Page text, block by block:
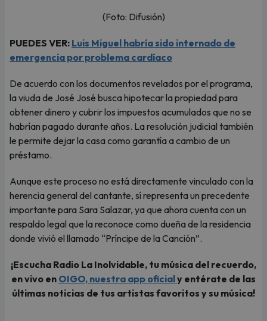
(Foto: Difusión)
PUEDES VER: Luis Miguel habría sido internado de
emergencia por problema cardíaco
De acuerdo con los documentos revelados por el programa,
la viuda de José José busca hipotecar la propiedad para
obtener dinero y cubrir los impuestos acumulados que no se
habrían pagado durante años. La resolución judicial también
le permite dejar la casa como garantía a cambio de un
préstamo.
Aunque este proceso no está directamente vinculado con la
herencia general del cantante, sí representa un precedente
importante para Sara Salazar, ya que ahora cuenta con un
respaldo legal que la reconoce como dueña de la residencia
donde vivió el llamado “Príncipe de la Canción”.
¡Escucha Radio La Inolvidable, tu música del recuerdo,
en vivo en OIGO, nuestra app oficialy entérate de las
últimas noticias de tus artistas favoritos y su música!